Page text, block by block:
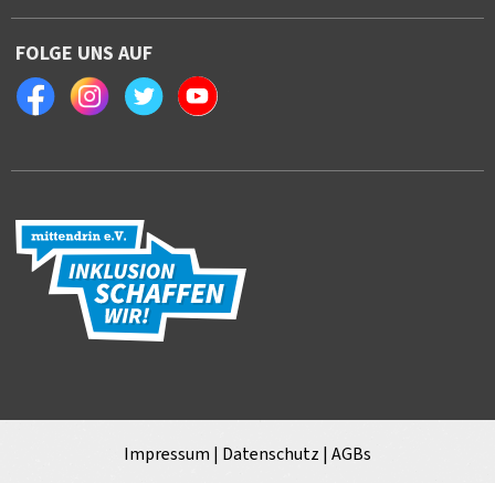
FOLGE UNS AUF
FacebookInstagramTwitter
Impressum | Datenschutz | AGBs